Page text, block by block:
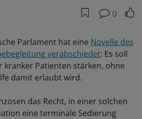
0
Parlament hat eine Novelle des
verabschiedet: Es soll
kranker Patienten stärken, ohne
damit erlaubt wird.
das Recht, in einer solchen
eine terminale Sedierung